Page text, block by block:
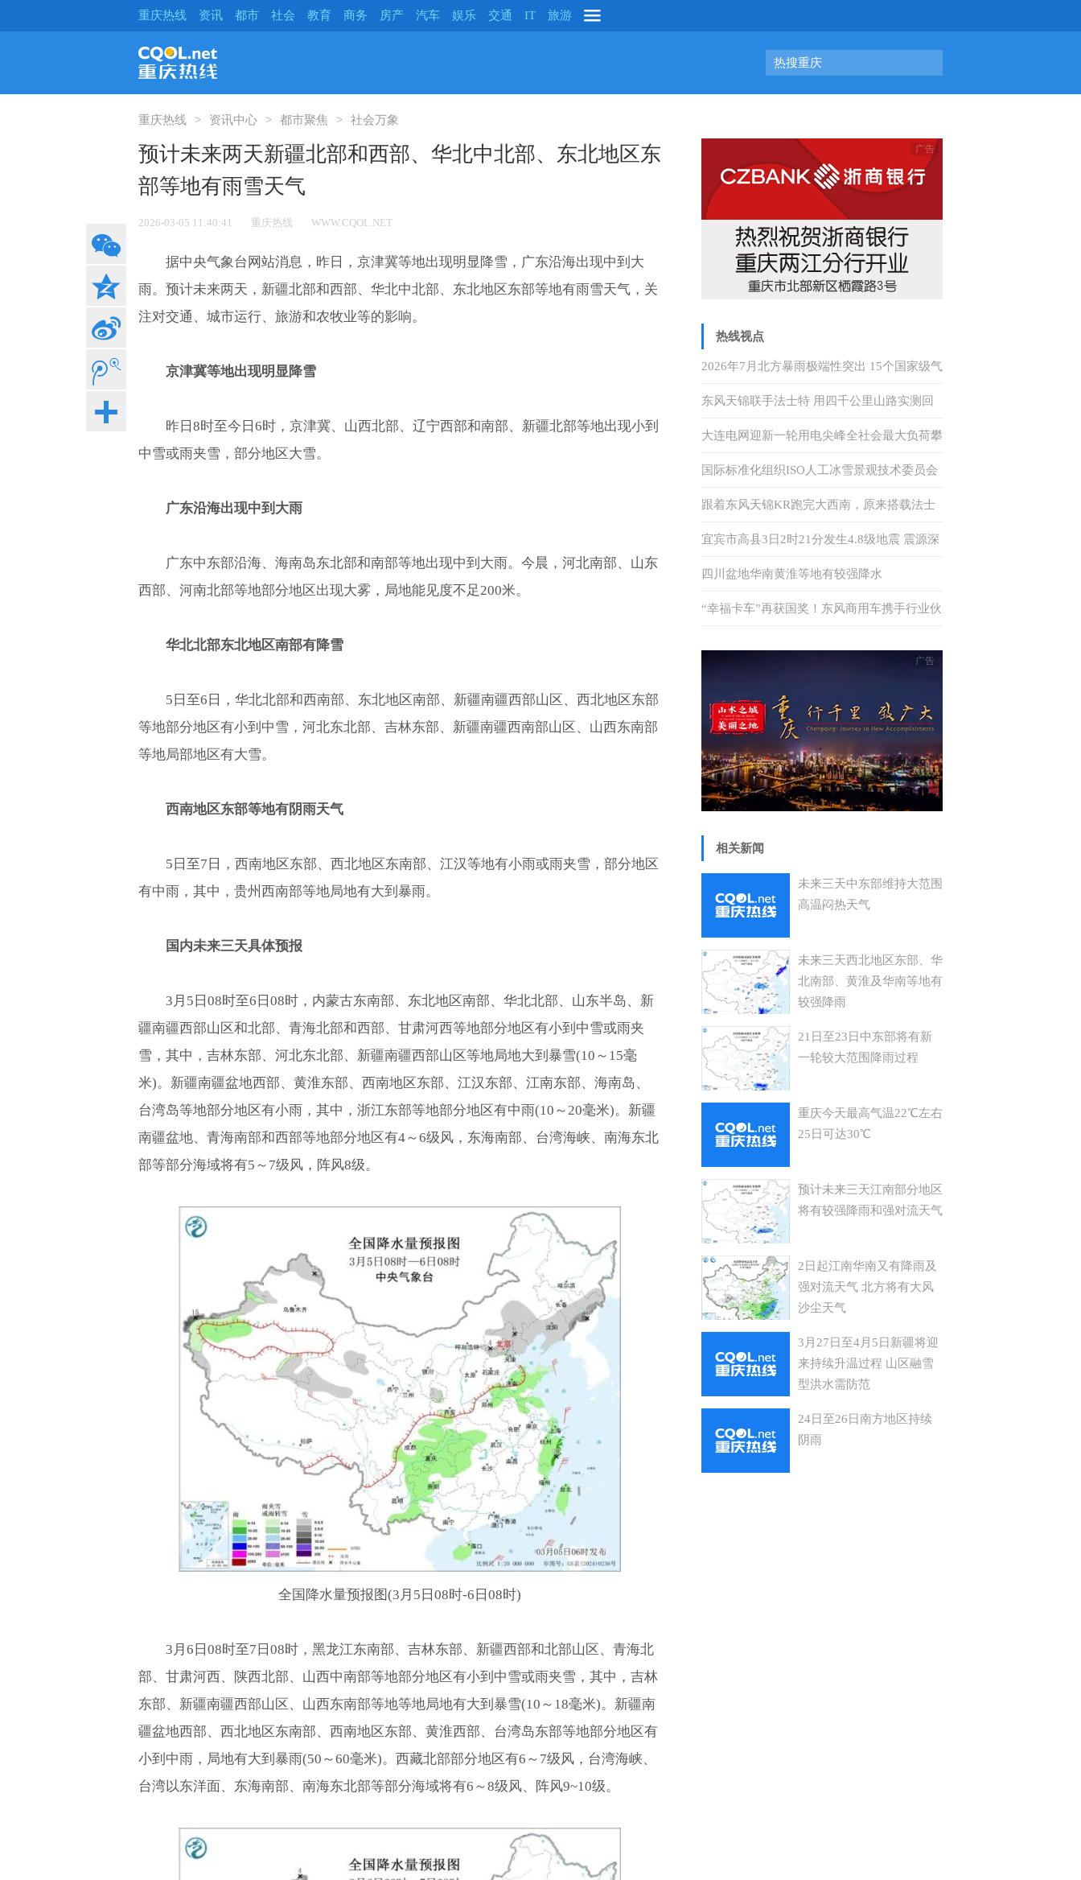
重庆热线 资讯 都市 社会 教育 商务 房产 汽车 娱乐 交通 IT 旅游
热搜重庆
重庆热线 资讯中心 都市聚焦 社会万象
预计未来两天新疆北部和西部、华北中北部、东北地区东
部等地有雨雪天气
2026-03-05 11:40:41 重庆热线 WWW.CQOL.NET
据中央气象台网站消息，昨日，京津冀等地出现明显降雪，广东沿海出现中到大
雨。预计未来两天，新疆北部和西部、华北中北部、东北地区东部等地有雨雪天气，关
注对交通、城市运行、旅游和农牧业等的影响。
京津冀等地出现明显降雪
昨日8时至今日6时，京津冀、山西北部、辽宁西部和南部、新疆北部等地出现小到
中雪或雨夹雪，部分地区大雪。
广东沿海出现中到大雨
广东中东部沿海、海南岛东北部和南部等地出现中到大雨。今晨，河北南部、山东
西部、河南北部等地部分地区出现大雾，局地能见度不足200米。
华北北部东北地区南部有降雪
5日至6日，华北北部和西南部、东北地区南部、新疆南疆西部山区、西北地区东部
等地部分地区有小到中雪，河北东北部、吉林东部、新疆南疆西南部山区、山西东南部
等地局部地区有大雪。
西南地区东部等地有阴雨天气
5日至7日，西南地区东部、西北地区东南部、江汉等地有小雨或雨夹雪，部分地区
有中雨，其中，贵州西南部等地局地有大到暴雨。
国内未来三天具体预报
3月5日08时至6日08时，内蒙古东南部、东北地区南部、华北北部、山东半岛、新
疆南疆西部山区和北部、青海北部和西部、甘肃河西等地部分地区有小到中雪或雨夹
雪，其中，吉林东部、河北东北部、新疆南疆西部山区等地局地大到暴雪(10～15毫
米)。新疆南疆盆地西部、黄淮东部、西南地区东部、江汉东部、江南东部、海南岛、
台湾岛等地部分地区有小雨，其中，浙江东部等地部分地区有中雨(10～20毫米)。新疆
南疆盆地、青海南部和西部等地部分地区有4～6级风，东海南部、台湾海峡、南海东北
部等部分海域将有5～7级风，阵风8级。
全国降水量预报图(3月5日08时-6日08时)
3月6日08时至7日08时，黑龙江东南部、吉林东部、新疆西部和北部山区、青海北
部、甘肃河西、陕西北部、山西中南部等地部分地区有小到中雪或雨夹雪，其中，吉林
东部、新疆南疆西部山区、山西东南部等地等地局地有大到暴雪(10～18毫米)。新疆南
疆盆地西部、西北地区东南部、西南地区东部、黄淮西部、台湾岛东部等地部分地区有
小到中雨，局地有大到暴雨(50～60毫米)。西藏北部部分地区有6～7级风，台湾海峡、
台湾以东洋面、东海南部、南海东北部等部分海域将有6～8级风、阵风9~10级。
热线视点
2026年7月北方暴雨极端性突出 15个国家级气
象站日降水量突破历史极值
东风天锦联手法士特 用四千公里山路实测回
答何为“中卡创富优解”
大连电网迎新一轮用电尖峰全社会最大负荷攀
升至875万千瓦 多措并举确保电力供应
国际标准化组织ISO人工冰雪景观技术委员会
秘书处落户中国
跟着东风天锦KR跑完大西南，原来搭载法士
特·易行这么香！
宜宾市高县3日2时21分发生4.8级地震 震源深
度6千米
四川盆地华南黄淮等地有较强降水
“幸福卡车”再获国奖！东风商用车携手行业伙
相关新闻
未来三天中东部维持大范围
高温闷热天气
未来三天西北地区东部、华
北南部、黄淮及华南等地有
较强降雨
21日至23日中东部将有新
一轮较大范围降雨过程
重庆今天最高气温22℃左右
25日可达30℃
预计未来三天江南部分地区
将有较强降雨和强对流天气
​2日起江南华南又有降雨及
强对流天气 北方将有大风
沙尘天气
3月27日至4月5日新疆将迎
来持续升温过程 山区融雪
型洪水需防范
24日至26日南方地区持续
阴雨